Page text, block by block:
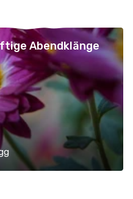
Abendklänge